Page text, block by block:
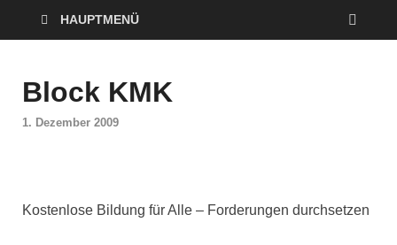
HAUPTMENÜ
Block KMK
1. Dezember 2009
Kostenlose Bildung für Alle – Forderungen durchsetzen